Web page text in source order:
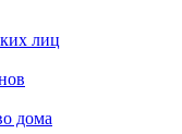
лиц
дома